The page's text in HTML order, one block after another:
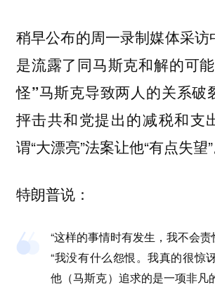
稍早公布的周一录制媒体采访
是流露了同马斯克和解的可
怪”马斯克导致两人的关系破
抨击共和党提出的减税和
谓“大漂亮”法案让他“有点失望”
特朗普说：
“这样的事情时有发生，我不会责
“我没有什么怨恨。我真的很惊
他（马斯克）追求的是一项非